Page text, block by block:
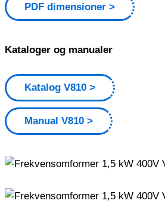
PDF dimensioner
Kataloger og manualer
Katalog V810
Manual V810